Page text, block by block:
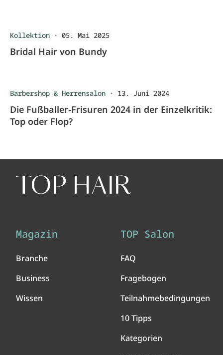
Kollektion · 05. Mai 2025
Bridal Hair von Bundy
Barbershop & Herrensalon · 13. Juni 2024
Die Fußballer-Frisuren 2024 in der Einzelkritik:
Top oder Flop?
Magazin
Branche
Business
Wissen
TOP Salon
FAQ
Fragebogen
Teilnahmebedingungen
10 Tipps
Kategorien